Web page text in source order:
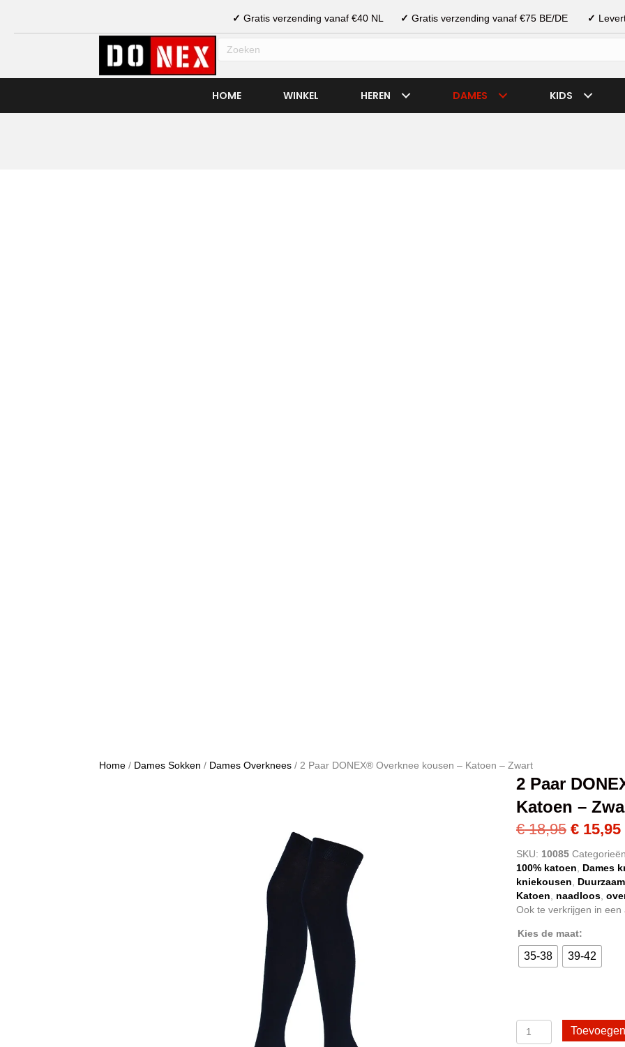
✓ Gratis verzending vanaf €40 NL ✓ Gratis verzending vanaf €75 BE/DE ✓
HOME WINKEL HEREN DAMES KIDS
Home / Dames Sokken / Dames Overknees / 2 Paar DONEX® Overknee kousen – Katoen – Zwart
2 Paar
Katoen –
€18,95
prijs
was:
€ 18,95.
€15,95
SKU: 10085
100% katoen
Dames
kniekousen
Katoen
naadloos,
Ook te verkrijgen in een
Kies de maat:
35-38 39-42
2
Paar